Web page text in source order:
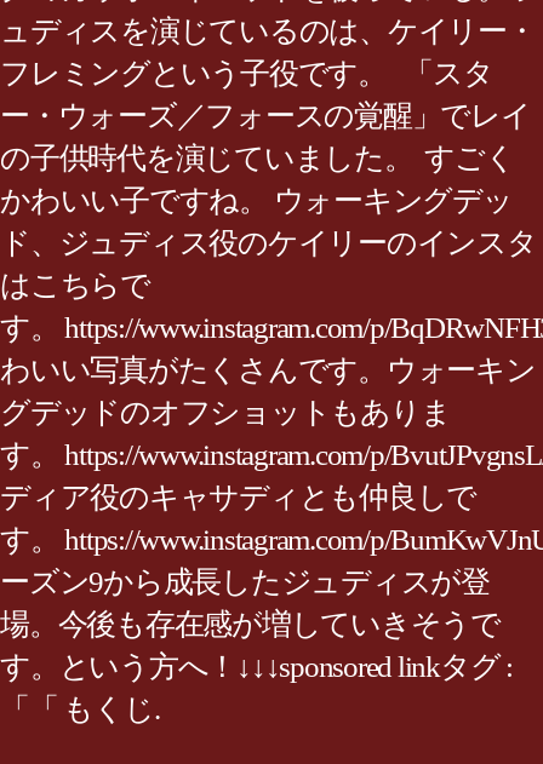
ュディスを演じているのは、ケイリー・
フレミングという子役です。 「スタ
ー・ウォーズ／フォースの覚醒」でレイ
の子供時代を演じていました。 すごく
かわいい子ですね。 ウォーキングデッ
ド、ジュディス役のケイリーのインスタ
はこちらで
す。 https://www.instagram.com/p/
わいい写真がたくさんです。ウォーキン
グデッドのオフショットもありま
す。 https://www.instagram.com/p/
ディア役のキャサディとも仲良しで
す。 https://www.instagram.com/p/
ーズン9から成長したジュディスが登
場。今後も存在感が増していきそうで
す。という方へ！↓↓↓sponsored linkタグ :
「「 もくじ.